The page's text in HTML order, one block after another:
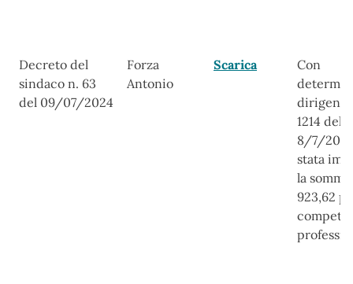
Decreto del
sindaco n. 63
del 09/07/2024
Forza
Antonio
Scarica
Con
1214 del
8/7/
stata
la
923,62